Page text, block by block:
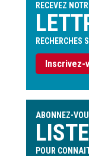
RECEVEZ
RECHERCHES
Inscrivez-
ABONNEZ-
POUR